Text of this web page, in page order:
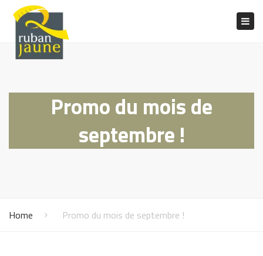
Promo du mois de
septembre !
Home Promo du mois de septembre !